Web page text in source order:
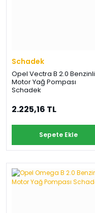
Schadek
Opel Vectra B 2.0 Benzinli
Motor Yağ Pompası
Schadek
2.225,16 TL
Sepete Ekle